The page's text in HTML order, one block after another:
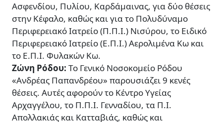
Ασφενδίου, Πυλίου, Καρδάμαινας, για δύο θέσεις
στην Κέφαλο, καθώς και για το Πολυδύναμο
Περιφερειακό Ιατρείο (Π.Π.Ι.) Νισύρου, το Ειδικό
Περιφερειακό Ιατρείο (Ε.Π.Ι.) Αερολιμένα Κω και
το Ε.Π.Ι. Φυλακών Κω.
Ζώνη Ρόδου: Το Γενικό Νοσοκομείο Ρόδου
«Ανδρέας Παπανδρέου» παρουσιάζει 9 κενές
θέσεις. Αυτές αφορούν το Κέντρο Υγείας
Αρχαγγέλου, το Π.Π.Ι. Γενναδίου, τα Π.Ι.
Απολλακιάς και Κατταβιάς, καθώς και